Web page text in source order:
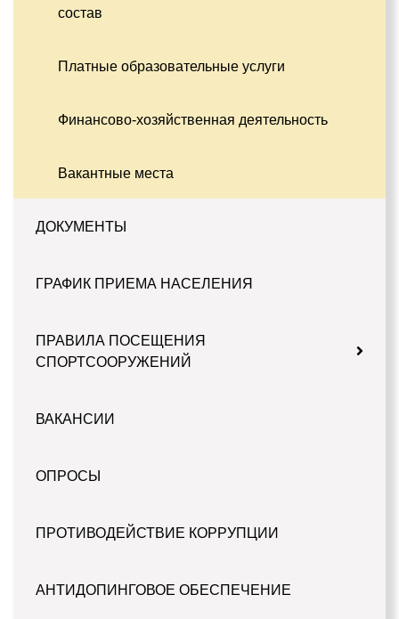
состав
Платные образовательные услуги
Финансово-хозяйственная деятельность
Вакантные места
ДОКУМЕНТЫ
ГРАФИК ПРИЕМА НАСЕЛЕНИЯ
ПРАВИЛА ПОСЕЩЕНИЯ
СПОРТСООРУЖЕНИЙ
ВАКАНСИИ
ОПРОСЫ
ПРОТИВОДЕЙСТВИЕ КОРРУПЦИИ
АНТИДОПИНГОВОЕ ОБЕСПЕЧЕНИЕ